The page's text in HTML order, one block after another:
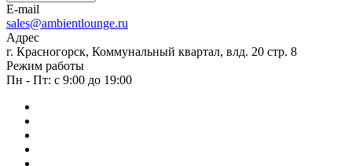
E-mail
sales@ambientlounge.ru
Адрес
г. Красногорск, Коммунальный квартал, влд. 20 стр. 8
Режим работы
Пн - Пт: с 9:00 до 19:00